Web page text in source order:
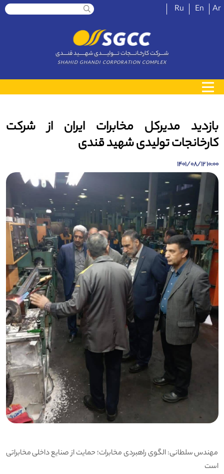
Ar
En
Ru
شــــرکت کارخـانــــجات تــــولیـــــدی شهــــــید قنــــدی
SHAHID GHANDI CORPORATION COMPLEX
بازدید مدیرکل مخابرات ایران از شرکت
کارخانجات تولیدی شهید قندی
10:00 1401/08/12
مهندس سلطانی: الگوی راهبردی مخابرات؛ حمایت از صنایع داخلی مخابراتی
است